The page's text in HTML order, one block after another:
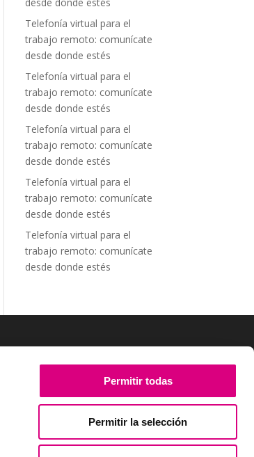
Permitir todas
Permitir la selección
Telefonía virtual para el
trabajo remoto: comunícate
desde donde estés
Telefonía virtual para el
trabajo remoto: comunícate
desde donde estés
Telefonía virtual para el
trabajo remoto: comunícate
desde donde estés
Telefonía virtual para el
trabajo remoto: comunícate
desde donde estés
Telefonía virtual para el
trabajo remoto: comunícate
desde donde estés